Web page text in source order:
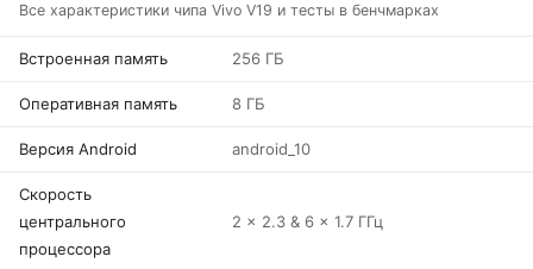
Все характеристики чипа Vivo V19 и тесты в бенчмарках
Встроенная память 256 ГБ
Оперативная память 8 ГБ
Версия Android android_10
Скорость
центрального
процессора
2 x 2.3 & 6 x 1.7 ГГц